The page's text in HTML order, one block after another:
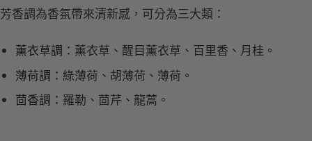
芳香調為香氛帶來清新感，可分為三大類：
薰衣草調： 薰衣草、醒目薰衣草、百里香、月桂。
薄荷調：綠薄荷、胡薄荷、薄荷。
茴香調： 羅勒、茴芹、龍蒿。